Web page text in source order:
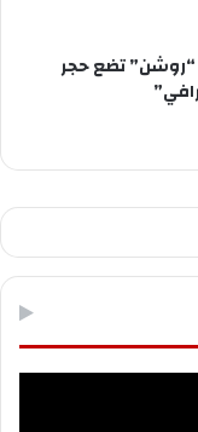
“روشن” تضع حجر